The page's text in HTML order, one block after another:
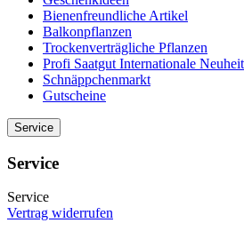
Bienenfreundliche Artikel
Balkonpflanzen
Trockenverträgliche Pflanzen
Profi Saatgut Internationale
Schnäppchenmarkt
Gutscheine
Service
Service
Service
Vertrag widerrufen